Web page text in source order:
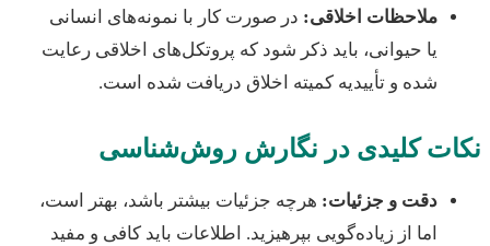
ملاحظات اخلاقی:در صورت کار با نمونه‌های انسانی
یا حیوانی، باید ذکر شود که پروتکل‌های اخلاقی رعایت
شده و تأییدیه کمیته اخلاق دریافت شده است.
کلیدی در نگارش روش‌شناسی
دقت و جزئیات:هرچه جزئیات بیشتر باشد، بهتر است،
اما از زیاده‌گویی بپرهیزید. اطلاعات باید کافی و مفید